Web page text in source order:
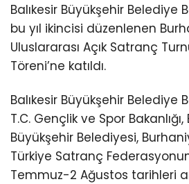
Balıkesir Büyükşehir Belediye
bu yıl ikincisi düzenlenen
Uluslararası Açık Satranç
Töreni’ne katıldı.
Balıkesir Büyükşehir Belediye
T.C. Gençlik ve Spor Bakanlığı,
Büyükşehir Belediyesi,
Türkiye Satranç
Temmuz-2 Ağustos tarihleri